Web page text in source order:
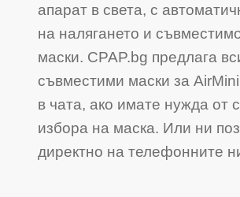
апарат в света, с
на налягането и
маски. CPAP.bg предлага
съвместими маски за
в чата, ако имате нужда от
избора на маска. Или ни
директно на телефонните